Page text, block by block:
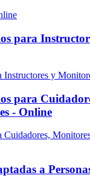
para
para
- Online
a